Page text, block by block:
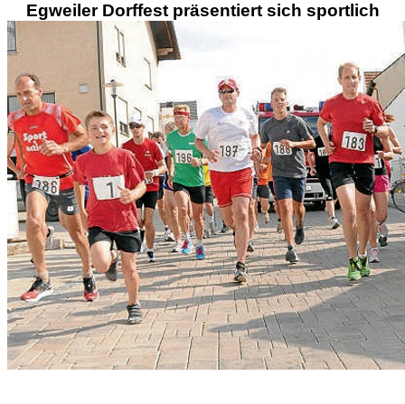
Egweiler Dorffest präsentiert sich sportlich